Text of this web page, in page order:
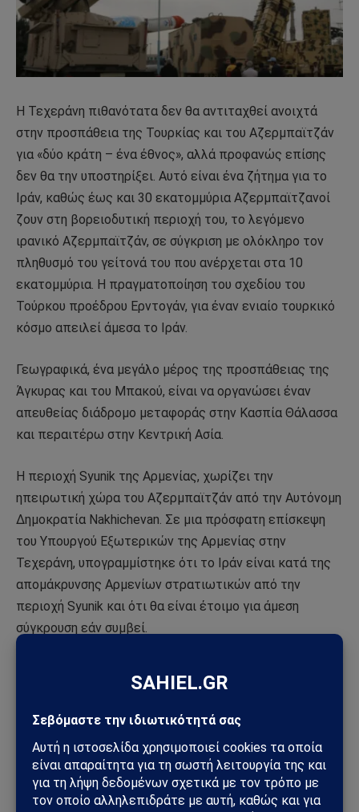
Η Τεχεράνη πιθανότατα δεν θα αντιταχθεί ανοιχτά
στην προσπάθεια της Τουρκίας και του Αζερμπαϊτζάν
για «δύο κράτη – ένα έθνος», αλλά προφανώς επίσης
δεν θα την υποστηρίξει. Αυτό είναι ένα ζήτημα για το
Ιράν, καθώς έως και 30 εκατομμύρια Αζερμπαϊτζανοί
ζουν στη βορειοδυτική περιοχή του, το λεγόμενο
ιρανικό Αζερμπαϊτζάν, σε σύγκριση με ολόκληρο τον
πληθυσμό του γείτονά του που ανέρχεται στα 10
εκατομμύρια. Η πραγματοποίηση του σχεδίου του
Τούρκου προέδρου Ερντογάν, για έναν ενιαίο τουρκικό
κόσμο απειλεί άμεσα το Ιράν.
Γεωγραφικά, ένα μεγάλο μέρος της προσπάθειας της
Άγκυρας και του Μπακού, είναι να οργανώσει έναν
απευθείας διάδρομο μεταφοράς στην Κασπία Θάλασσα
και περαιτέρω στην Κεντρική Ασία.
Η περιοχή Syunik της Αρμενίας, χωρίζει την
ηπειρωτική χώρα του Αζερμπαϊτζάν από την Αυτόνομη
Δημοκρατία Nakhichevan. Σε μια πρόσφατη επίσκεψη
του Υπουργού Εξωτερικών της Αρμενίας στην
Τεχεράνη, υπογραμμίστηκε ότι το Ιράν είναι κατά της
απομάκρυνσης Αρμενίων στρατιωτικών από την
περιοχή Syunik και ότι θα είναι έτοιμο για άμεση
σύγκρουση εάν συμβεί.
χρειάζεται να πολεμήσει, αλλά απλώς να δείξει τις
δυνάμεις του και να επισημάνει τις «κόκκινες γραμμές
διατεθειμένες να επιτρέψουν στο “Μεγάλο Τουράν” να
γίνει πραγματικότητα.